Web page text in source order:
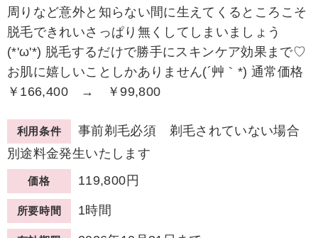
周りなど意外と知らない間に生えてくるところこそ
脱毛できれいさっぱり無くしてしまいましょう
(*'ω'*) 脱毛するだけで勝手にスキンケア効果まで♡
お肌に嬉しいことしかありません(´艸｀*) 通常価格
￥166,400 → ￥99,800
利用条件
事前剃毛必須 剃毛されていない場合
別途料金発生いたします
価格 119,800円
所要時間 1時間